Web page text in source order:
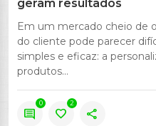
geram resultados
Em um mercado cheio de
do cliente pode parecer
simples e eficaz: a
produtos...
comment
0
favorite
2
share